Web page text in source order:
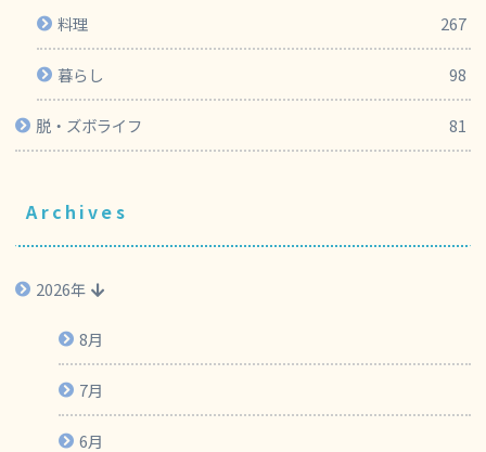
料理 267
暮らし 98
脱・ズボライフ 81
Archives
2026年
8月
7月
6月